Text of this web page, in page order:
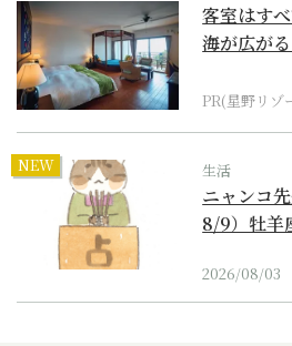
客室はす
海が広が
PR(星野リゾ
NEW 生活
ニャンコ
8/9）牡羊
2026/08/03